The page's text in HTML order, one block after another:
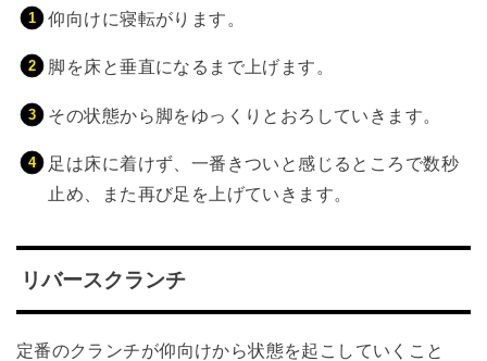
仰向けに寝転がります。
脚を床と垂直になるまで上げます。
その状態から脚をゆっくりとおろしていきます。
足は床に着けず、一番きついと感じるところで数秒
止め、また再び足を上げていきます。
リバースクランチ
定番のクランチが仰向けから状態を起こしていくこと